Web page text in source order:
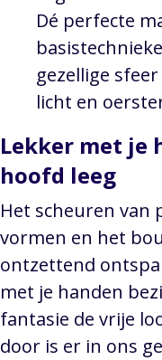
Dé perfecte
gezellige
licht en
Lekker met je
hoofd leeg
Het scheuren van
vormen en het
ontzettend
met je handen
fantasie de vrije
door is er in ons